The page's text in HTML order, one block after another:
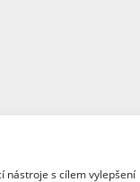
nástroje s cílem vylepšení